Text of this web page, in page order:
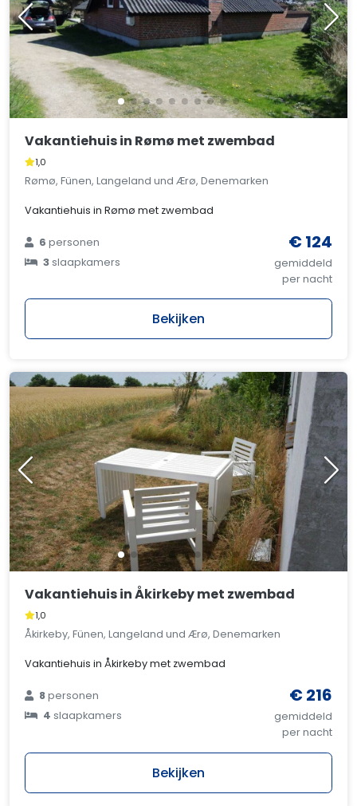
Vakantiehuis in Rømø met zwembad
1,0
Rømø, Fünen, Langeland und Ærø, Denemarken
Vakantiehuis in Rømø met zwembad
6personen
3slaapkamers
€ 124
gemiddeld
per nacht
Bekijken
Vakantiehuis in Åkirkeby met zwembad
1,0
Åkirkeby, Fünen, Langeland und Ærø, Denemarken
Vakantiehuis in Åkirkeby met zwembad
8personen
4slaapkamers
€ 216
gemiddeld
per nacht
Bekijken